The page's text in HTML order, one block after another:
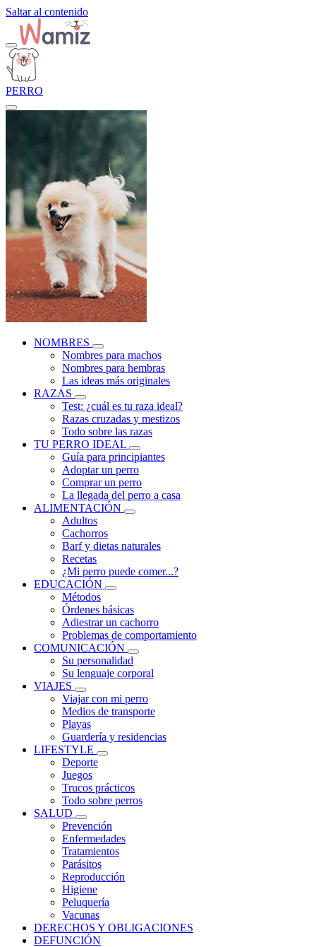
Saltar al contenido
PERRO
NOMBRES
Nombres para machos
Nombres para hembras
Las ideas más originales
RAZAS
Test: ¿cuál es tu raza ideal?
Razas cruzadas y mestizos
Todo sobre las razas
TU PERRO IDEAL
Guía para principiantes
Adoptar un perro
Comprar un perro
La llegada del perro a casa
ALIMENTACIÓN
Adultos
Cachorros
Barf y dietas naturales
Recetas
¿Mi perro puede comer...?
EDUCACIÓN
Métodos
Órdenes básicas
Adiestrar un cachorro
Problemas de comportamiento
COMUNICACIÓN
Su personalidad
Su lenguaje corporal
VIAJES
Viajar con mi perro
Medios de transporte
Playas
Guardería y residencias
LIFESTYLE
Deporte
Juegos
Trucos prácticos
Todo sobre perros
SALUD
Prevención
Enfermedades
Tratamientos
Parásitos
Reproducción
Higiene
Peluquería
Vacunas
DERECHOS Y OBLIGACIONES
DEFUNCIÓN